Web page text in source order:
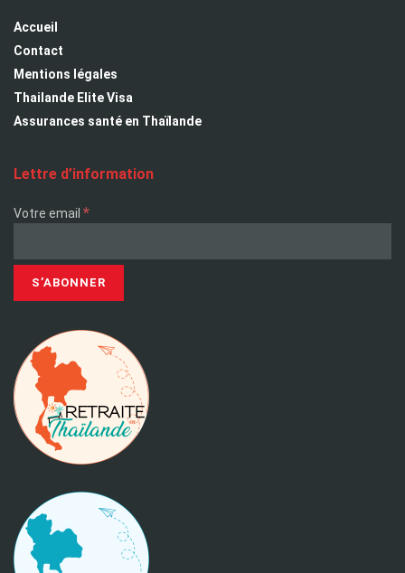
Accueil
Contact
Mentions légales
Thailande Elite Visa
Assurances santé en Thaïlande
Lettre d’information
Votre email *